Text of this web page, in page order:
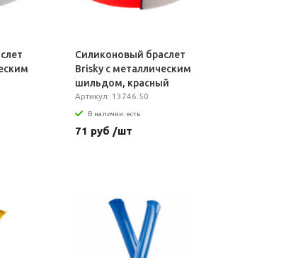
Силиконовый браслет
Brisky с металлическим
шильдом, красный
Артикул: 13746.50
В наличии: есть
71 руб /шт